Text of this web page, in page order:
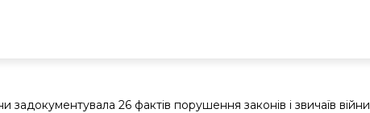
задокументувала 26 фактів порушення законів і звичаїв війни